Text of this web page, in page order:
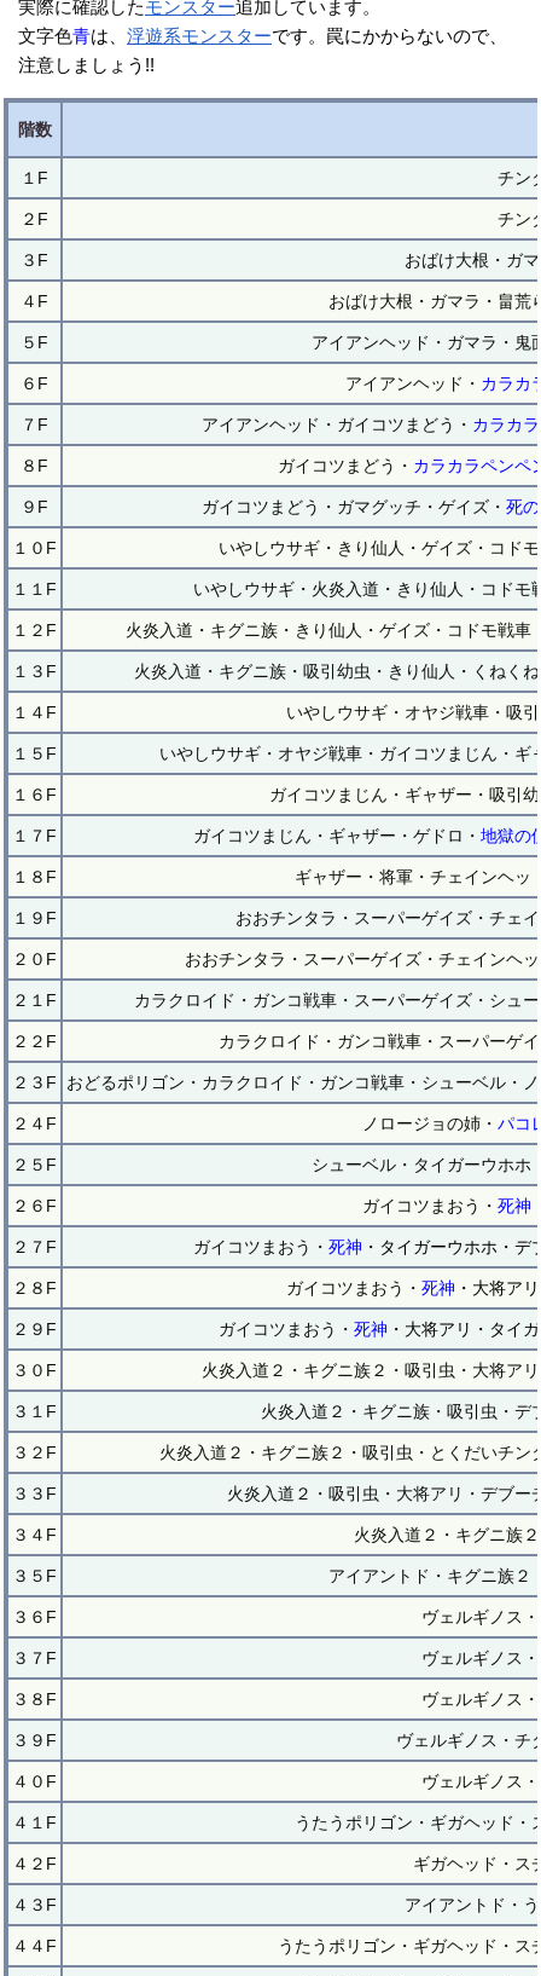
実際に確認したモンスター追加しています。
文字色青は、浮遊系モンスターです。罠にかからないので、
注意しましょう!!
階数
１F チン
２F チン
３F おばけ大根・ガ
４F おばけ大根・ガマラ・畠荒
５F アイアンヘッド・ガマラ・鬼
６F アイアンヘッド・ カラカ
７F アイアンヘッド・ガイコツまどう・ カラカ
８F ガイコツまどう・ カラカラペンペ
９F ガイコツまどう・ガマグッチ・ゲイズ・ 死
１０F いやしウサギ・きり仙人・ゲイズ・コド
１１F いやしウサギ・火炎入道・きり仙人・コドモ
１２F 火炎入道・キグニ族・きり仙人・ゲイズ・コドモ戦車
１３F 火炎入道・キグニ族・吸引幼虫・きり仙人・くねく
１４F いやしウサギ・オヤジ戦車・吸
１５F いやしウサギ・オヤジ戦車・ガイコツまじん・
１６F ガイコツまじん・ギャザー・吸引
１７F ガイコツまじん・ギャザー・ゲドロ・ 地獄の
１８F ギャザー・将軍・チェインヘッ
１９F おおチンタラ・スーパーゲイズ・チェ
２０F おおチンタラ・スーパーゲイズ・チェインヘ
２１F カラクロイド・ガンコ戦車・スーパーゲイズ・シュ
２２F カラクロイド・ガンコ戦車・スーパーゲ
２３F おどるポリゴン・カラクロイド・ガンコ戦車・シューベル・
２４F ノロージョの姉・ パコ
２５F シューベル・タイガーウホホ
２６F ガイコツまおう・ 死神
２７F ガイコツまおう・ 死神 ・タイガーウホホ・デ
２８F ガイコツまおう・ 死神 ・大将ア
２９F ガイコツまおう・ 死神 ・大将アリ・タイ
３０F 火炎入道２・キグニ族２・吸引虫・大将ア
３１F 火炎入道２・キグニ族・吸引虫・
３２F 火炎入道２・キグニ族２・吸引虫・とくだいチン
３３F 火炎入道２・吸引虫・大将アリ・デブー
３４F 火炎入道２・キグニ族
３５F アイアントド・キグニ族２
３６F ヴェルギノス
３７F ヴェルギノス
３８F ヴェルギノス
３９F ヴェルギノス・チ
４０F ヴェルギノス
４１F うたうポリゴン・ギガヘッド
４２F ギガヘッド・ス
４３F アイアントド・
４４F うたうポリゴン・ギガヘッド・